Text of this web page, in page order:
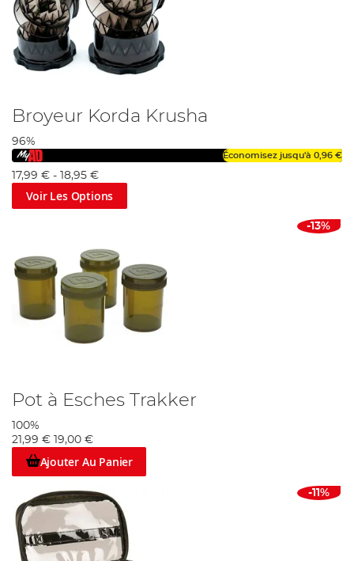
Broyeur Korda Krusha
96%
Économisez jusqu'à 0,96 €
17,99 € - 18,95 €
Voir Les Options
-13%
Pot à Esches Trakker
100%
21,99 €
19,00 €
Ajouter Au Panier
-11%